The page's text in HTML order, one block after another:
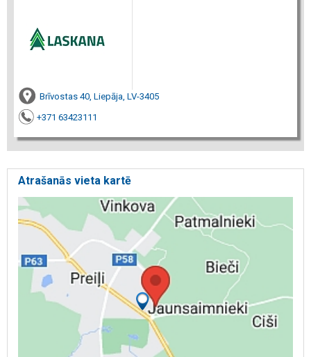
Brīvostas 40, Liepāja, LV-3405
+371 63423111
Atrašanās vieta kartē